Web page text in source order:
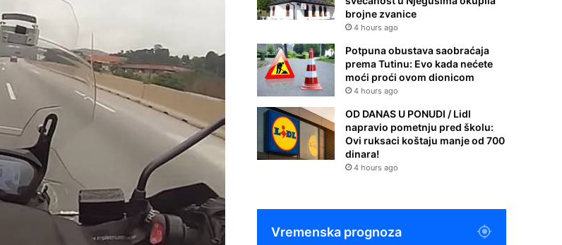
brojne zvanice
4 hours ago
Potpuna obustava saobraćaja
prema Tutinu: Evo kada nećete
moći proći ovom dionicom
4 hours ago
OD DANAS U PONUDI / Lidl
napravio pometnju pred školu:
Ovi ruksaci koštaju manje od 700
dinara!
4 hours ago
Vremenska prognoza